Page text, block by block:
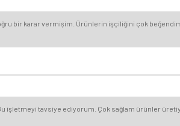
bir karar vermişim. Ürünlerin işçiliğini çok
işletmeyi tavsiye ediyorum. Çok sağlam ürünler